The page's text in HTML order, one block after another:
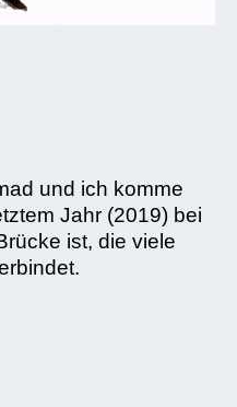
und ich komme
Jahr (2019) bei
ist, die viele